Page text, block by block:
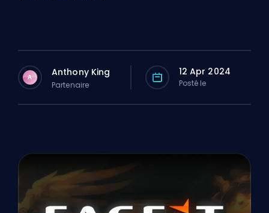
A Anthony King
Partenaire
12 Apr 2024
Posté le